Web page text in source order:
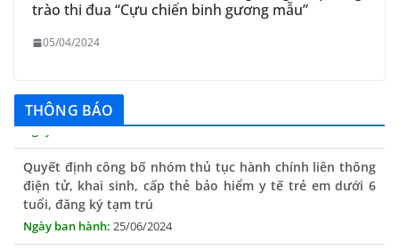
trào thi đua “Cựu chiến binh gương mẫu”
05/04/2024
THÔNG BÁO
Quyết định công bố nhóm thủ tục hành chính liên thông
điện tử, khai sinh, cấp thẻ bảo hiểm y tế trẻ em dưới 6
tuổi, đăng ký tạm trú
25/06/2024